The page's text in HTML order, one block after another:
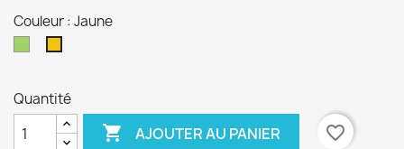
Couleur : Jaune
Quantité
 AJOUTER AU PANIER
favorite_border